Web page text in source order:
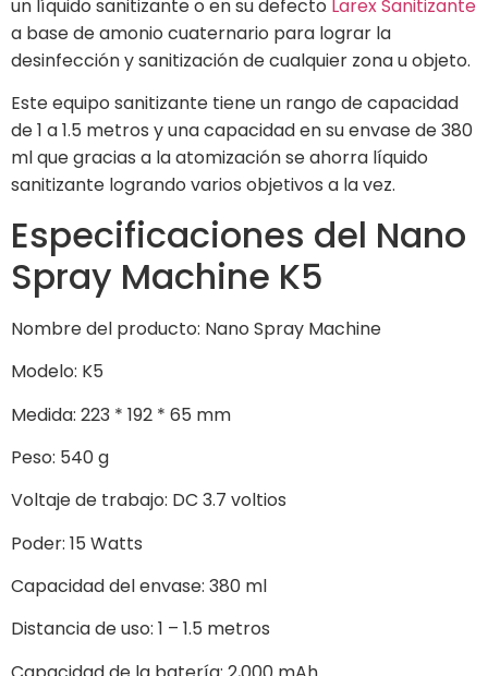
un líquido sanitizante o en su defecto Larex Sanitizante
a base de amonio cuaternario para lograr la
desinfección y sanitización de cualquier zona u objeto.
Este equipo sanitizante tiene un rango de capacidad
de 1 a 1.5 metros y una capacidad en su envase de 380
ml que gracias a la atomización se ahorra líquido
sanitizante logrando varios objetivos a la vez.
Especificaciones del Nano
Spray Machine K5
Nombre del producto: Nano Spray Machine
Modelo: K5
Medida: 223 * 192 * 65 mm
Peso: 540 g
Voltaje de trabajo: DC 3.7 voltios
Poder: 15 Watts
Capacidad del envase: 380 ml
Distancia de uso: 1 – 1.5 metros